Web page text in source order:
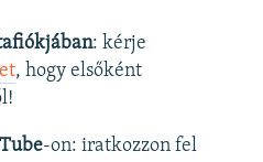
: kérje
, hogy elsőként
-on: iratkozzon fel